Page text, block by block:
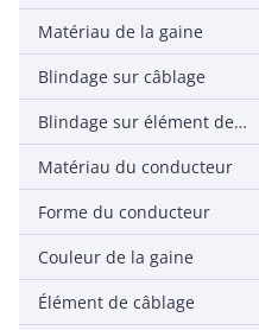
Matériau de la gaine
Blindage sur câblage
Blindage sur élément de câblage
Matériau du conducteur
Forme du conducteur
Couleur de la gaine
Élément de câblage